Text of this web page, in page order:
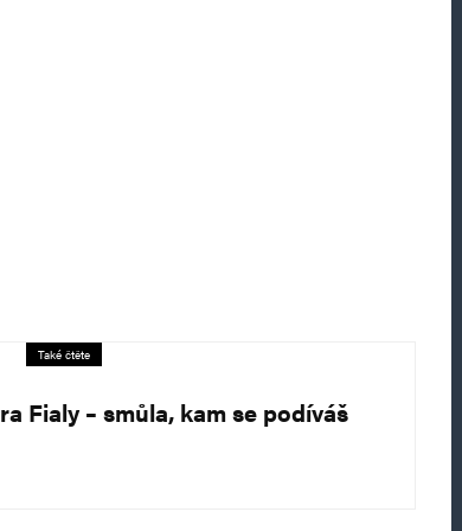
Také čtěte
Fialy – smůla, kam se podíváš